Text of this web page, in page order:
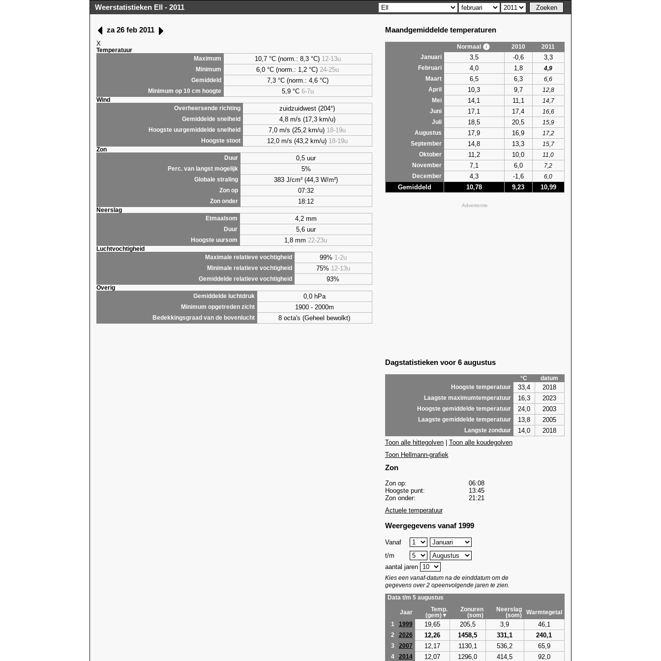
Weerstatistieken Ell - 2011
za 26 feb 2011
X
Temperatuur
Maximum
10,7 °C (norm.: 8,3 °C) 12-13u
Minimum 6,0 °C (norm.: 1,2 °C) 24-25u
Gemiddeld 7,3°C (norm.: 4,6 °C)
Minimum op 10 cm hoogte 5,9°C 6-7u
Wind
Overheersende richting
zuidzuidwest (204°)
Gemiddelde snelheid 4,8 m/s (17,3 km/u)
Hoogste uurgemiddelde snelheid 7,0 m/s (25,2 km/u) 18-19u
Hoogste stoot 12,0 m/s (43,2 km/u) 18-19u
Zon
Duur
0,5 uur
Perc. van langst mogelijk 5%
Globale straling 383 J/cm² (44,3 W/m²)
Zon op 07:32
Zon onder 18:12
Neerslag
Etmaalsom
4,2 mm
Duur 5,6 uur
Hoogste uursom 1,8 mm 22-23u
Luchtvochtigheid
Maximale relatieve vochtigheid
99% 1-2u
Minimale relatieve vochtigheid 75% 12-13u
Gemiddelde relatieve vochtigheid 93%
Overig
Gemiddelde luchtdruk
0,0 hPa
Minimum opgetreden zicht 1900 - 2000m
Bedekkingsgraad van de bovenlucht 8 octa's (Geheel bewolkt)
Maandgemiddelde temperaturen
Normaal 2010
2011
Januari
3,5 -0,6 3,3
Februari 4,0 1,8
4,9
Maart
6,5 6,3
6,6
April
10,3 9,7
12,8
Mei
14,1 11,1
14,7
Juni
17,1 17,4
16,6
Juli
18,5 20,5
15,9
Augustus
17,9 16,9
17,2
September
14,8 13,3
15,7
Oktober
11,2 10,0
11,0
November
7,1 6,0
7,2
December
4,3 -1,6 6,0
Gemiddeld 10,78 9,23 10,99
Advertentie
Dagstatistieken voor 6 augustus
°C
datum
Hoogste temperatuur
33,4 2018
Laagste maximumtemperatuur 16,3 2023
Hoogste gemiddelde temperatuur 24,0 2003
Laagste gemiddelde temperatuur 13,8 2005
Langste zonduur 14,0
2018
Toon alle hittegolven| Toon alle koudegolven
Toon Hellmann-grafiek
Zon
Zon op:
06:08
Hoogste punt:
13:45
Zon onder:
21:21
Actuele temperatuur
Weergegevens vanaf 1999
Vanaf
t/m
aantal jaren
Kies een vanaf-datum na de einddatum om de
gegevens over 2 opeenvolgende jaren te zien.
Data t/m 5 augustus
Jaar
Temp.
(gem)▼
Zonuren
(som)
Neerslag
(som)
Warmtegetal
1
1999 19,65 205,5 3,9 46,1
2 2026 12,26 1458,5 331,1 240,1
3 2007 12,17 1130,1 536,2 65,9
4 2014 12,07 1296,0 414,5 92,0